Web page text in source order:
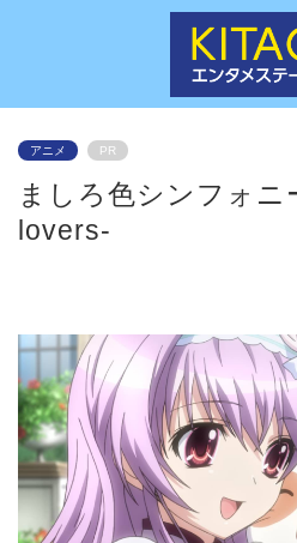
アニメ PR
ましろ色シンフォ
lovers-